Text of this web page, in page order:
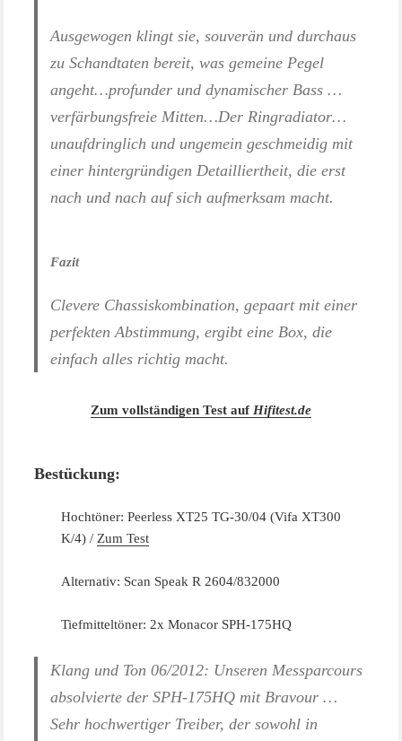
Ausgewogen klingt sie, souverän und durchaus
zu Schandtaten bereit, was gemeine Pegel
angeht…profunder und dynamischer Bass …
verfärbungsfreie Mitten…Der Ringradiator…
unaufdringlich und ungemein geschmeidig mit
einer hintergründigen Detailliertheit, die erst
nach und nach auf sich aufmerksam macht.
Fazit
Clevere Chassiskombination, gepaart mit einer
perfekten Abstimmung, ergibt eine Box, die
einfach alles richtig macht.
Zum vollständigen Test aufHifitest.de
Bestückung:
Hochtöner: Peerless XT25 TG-30/04 (Vifa XT300
K/4) /Zum Test
Alternativ: Scan Speak R 2604/832000
Tiefmitteltöner: 2x Monacor SPH-175HQ
Klang und Ton 06/2012: Unseren Messparcours
absolvierte der SPH-175HQ mit Bravour …
Sehr hochwertiger Treiber, der sowohl in